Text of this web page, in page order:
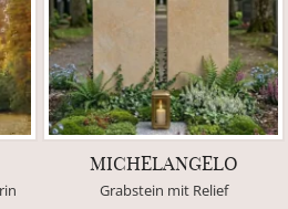
MICHELANGELO
Grabstein mit Relief